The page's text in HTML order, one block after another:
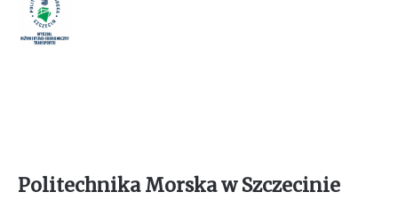
Politechnika Morska w Szczecinie